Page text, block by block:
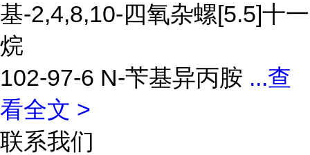
基-2,4,8,10-四氧杂螺[5.5]十一
烷
102-97-6 N-苄基异丙胺 ...查
看全文 >
联系我们